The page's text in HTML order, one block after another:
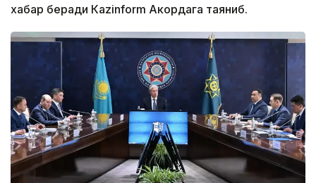
хабар беради Каzinform Акордага таяниб.